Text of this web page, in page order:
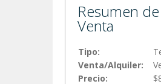
Resumen
Venta
Tipo:
Venta/Alquiler:
Precio: